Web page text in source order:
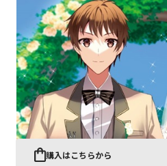
購入はこちらから